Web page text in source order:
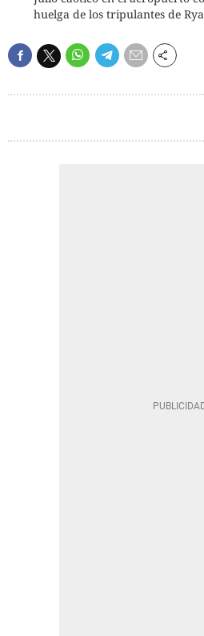
huelga de los tripulantes de